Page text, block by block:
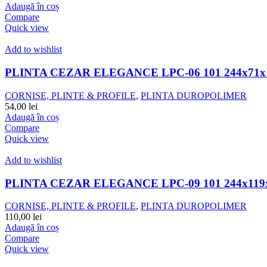
Adaugă în coș
Compare
Quick view
Add to wishlist
PLINTA CEZAR ELEGANCE LPC-06 101
CORNISE, PLINTE & PROFILE, PLINTA DUROPOLIMER
54,00 lei
Adaugă în coș
Compare
Quick view
Add to wishlist
PLINTA CEZAR ELEGANCE LPC-09 101
CORNISE, PLINTE & PROFILE, PLINTA DUROPOLIMER
110,00 lei
Adaugă în coș
Compare
Quick view